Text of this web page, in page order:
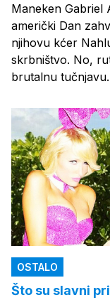
Maneken
američki Dan
njihovu kćer
skrbništvo. No,
brutalnu tučnjavu.
OSTALO
Što su slavni